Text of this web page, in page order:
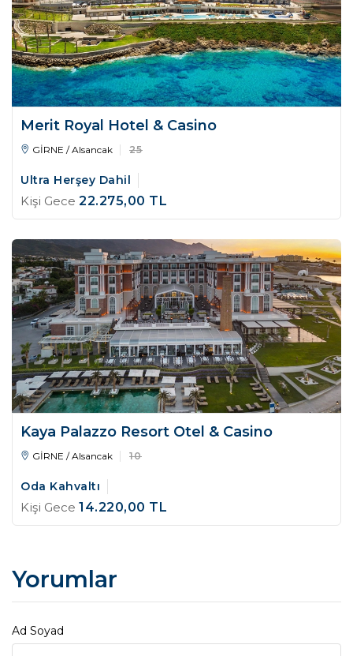
Merit Royal Hotel & Casino
GİRNE / Alsancak 25
Ultra Herşey Dahil
Kişi Gece 22.275,00 TL
Kaya Palazzo Resort Otel & Casino
GİRNE / Alsancak 10
Oda Kahvaltı
Kişi Gece 14.220,00 TL
Yorumlar
Ad Soyad